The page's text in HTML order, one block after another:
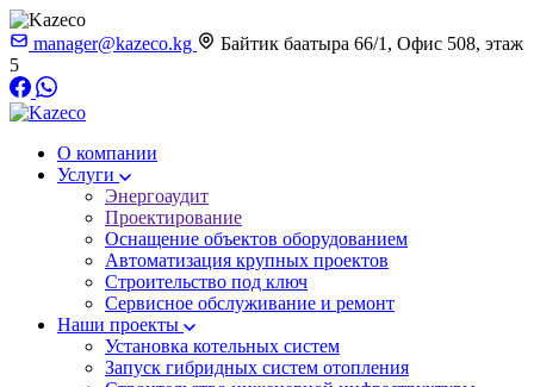
manager@kazeco.kg
Байтик баатыра 66/1, Офис 508, этаж
5
О компании
Услуги
Энергоаудит
Проектирование
Оснащение объектов оборудованием
Автоматизация крупных проектов
Строительство под ключ
Сервисное обслуживание и ремонт
Наши проекты
Установка котельных систем
Запуск гибридных систем отопления